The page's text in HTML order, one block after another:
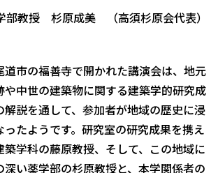
部教授 杉原成美 （高須杉原会代表）
道市の福善寺で開かれた講演会は、地元
や中世の建築物に関する建築学的研究成
説を通して、参加者が地域の歴史に浸
たようです。研究室の研究成果を携え
築学科の藤原教授、そして、この地域に
深い薬学部の杉原教授と、本学関係者の